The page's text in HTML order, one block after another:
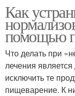
Как
помощью
Что делать при
лечения
исключить те
пищеварение. К